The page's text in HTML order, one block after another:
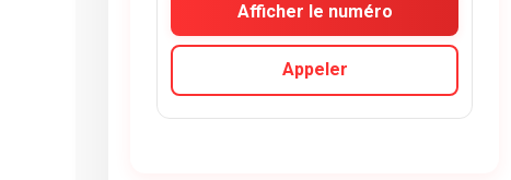
Afficher le numéro
Appeler